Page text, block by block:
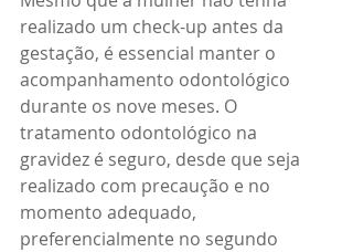
realizado um check-up antes da
gestação, é essencial manter o
acompanhamento odontológico
durante os nove meses. O
tratamento odontológico na
gravidez é seguro, desde que seja
realizado com precaução e no
momento adequado,
preferencialmente no segundo